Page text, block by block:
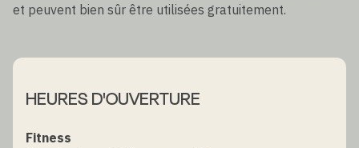
et peuvent bien sûr être utilisées gratuitement.
HEURES D'OUVERTURE
Fitness